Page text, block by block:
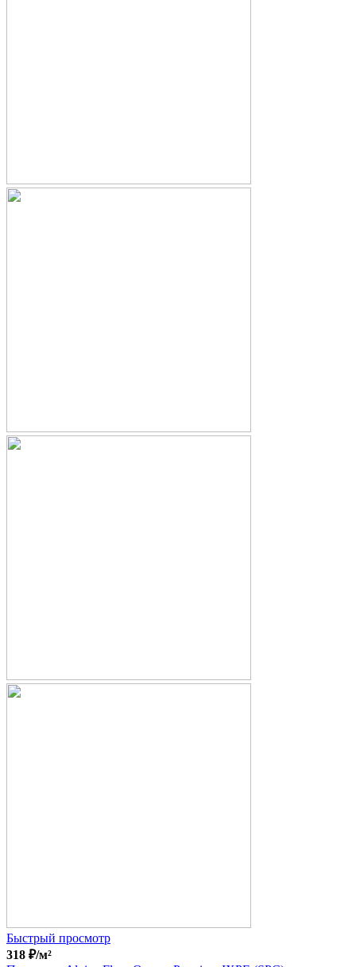
Быстрый просмотр
318 ₽/м²